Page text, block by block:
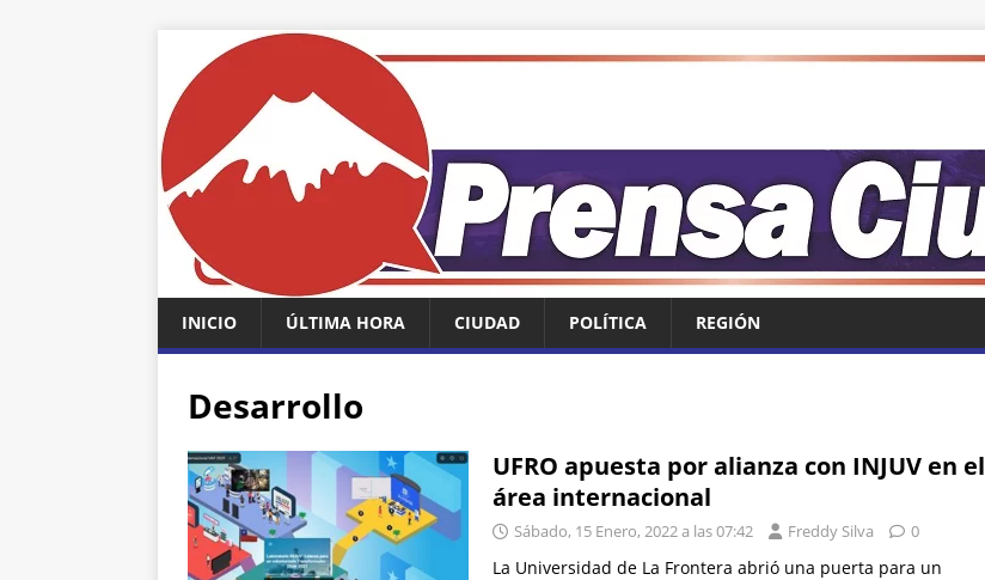
INICIO ÚLTIMA HORA CIUDAD POLÍTICA REGIÓN
Desarrollo
UFRO apuesta por alianza con INJUV en el
área internacional
Sábado, 15 Enero, 2022 a las 07:42 Freddy Silva 0
La Universidad de La Frontera abrió una puerta para un